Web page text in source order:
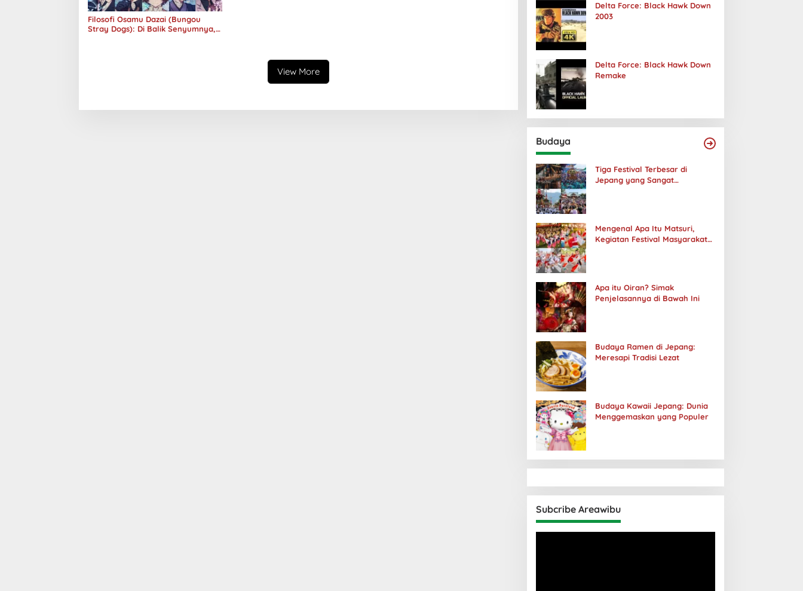
Filosofi Osamu Dazai (Bungou
Stray Dogs): Di Balik Senyumnya,
View More
Delta Force: Black Hawk Down
2003
Delta Force: Black Hawk Down
Remake
Budaya
Tiga Festival Terbesar di
Jepang yang Sangat
Mengenal Apa Itu Matsuri,
Kegiatan Festival Masyarakat
Apa itu Oiran? Simak
Penjelasannya di Bawah Ini
Budaya Ramen di Jepang:
Meresapi Tradisi Lezat
Budaya Kawaii Jepang: Dunia
Menggemaskan yang Populer
Subcribe Areawibu